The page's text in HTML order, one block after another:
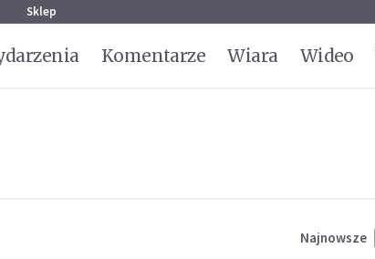
Sklep
Komentarze Wiara Wideo
Najnowsze